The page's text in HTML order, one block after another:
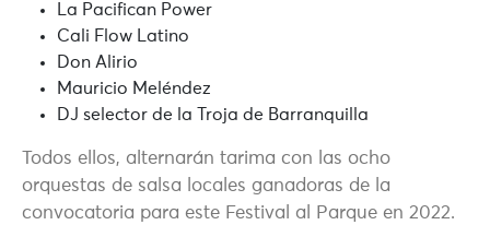
La Pacifican Power
Cali Flow Latino
Don Alirio
Mauricio Meléndez
DJ selector de la Troja de Barranquilla
Todos ellos, alternarán tarima con las ocho
orquestas de salsa locales ganadoras de la
convocatoria para este Festival al Parque en 2022.